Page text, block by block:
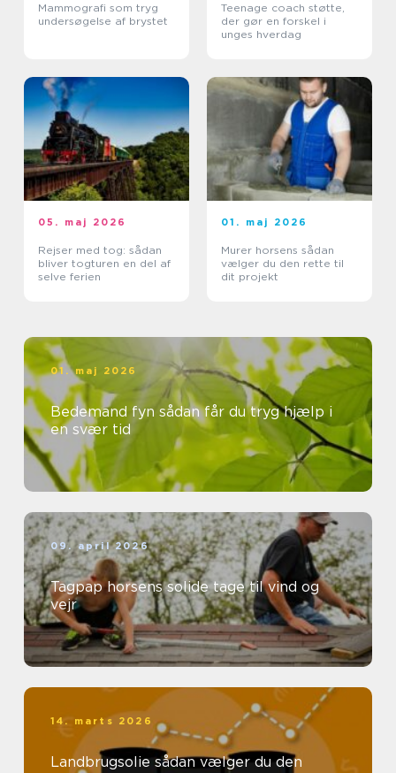
Mammografi som tryg
undersøgelse af brystet
Teenage coach støtte,
der gør en forskel i
unges hverdag
05. maj 2026
Rejser med tog: sådan
bliver togturen en del af
selve ferien
01. maj 2026
Murer horsens sådan
vælger du den rette til
dit projekt
01. maj 2026
Bedemand fyn sådan får du tryg hjælp i
en svær tid
09. april 2026
Tagpap horsens solide tage til vind og
vejr
14. marts 2026
Landbrugsolie sådan vælger du den